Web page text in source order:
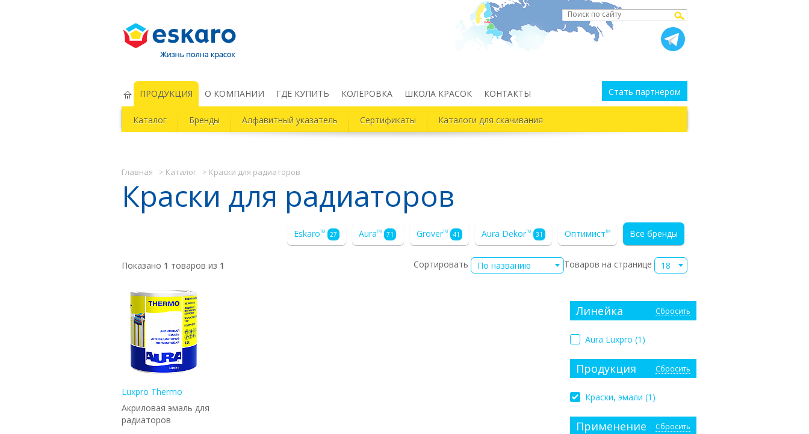
ПРОДУКЦИЯ О КОМПАНИИ ГДЕ КУПИТЬ КОЛЕРОВКА ШКОЛА КРАСОК КОНТАКТЫ Стать партнером
Каталог Бренды Алфавитный указатель Сертификаты Каталоги для скачивания
Главная Каталог Краски для радиаторов
Краски для радиаторов
EskaroTM 27 AuraTM 71 GroverTM 41 Aura DekorTM 31 ОптимистTM Все бренды
Показано 1 товаров из 1 Сортировать По названию Товаров на странице 18
Luxpro Thermo
Акриловая эмаль для
радиаторов
Линейка Сбросить
Aura Luxpro (1 )
Продукция Сбросить
Краски, эмали (1 )
Применение Сбросить